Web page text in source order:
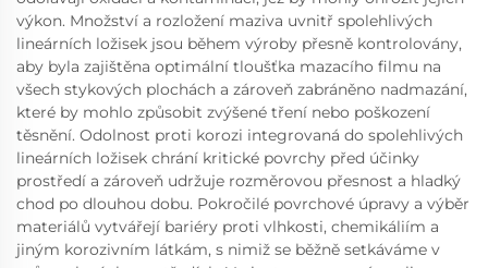
výkon. Množství a rozložení maziva uvnitř spolehlivých
lineárních ložisek jsou během výroby přesně kontrolovány,
aby byla zajištěna optimální tloušťka mazacího filmu na
všech stykových plochách a zároveň zabráněno nadmazání,
které by mohlo způsobit zvýšené tření nebo poškození
těsnění. Odolnost proti korozi integrovaná do spolehlivých
lineárních ložisek chrání kritické povrchy před účinky
prostředí a zároveň udržuje rozměrovou přesnost a hladký
chod po dlouhou dobu. Pokročilé povrchové úpravy a výběr
materiálů vytvářejí bariéry proti vlhkosti, chemikáliím a
jiným korozivním látkám, s nimiž se běžně setkáváme v